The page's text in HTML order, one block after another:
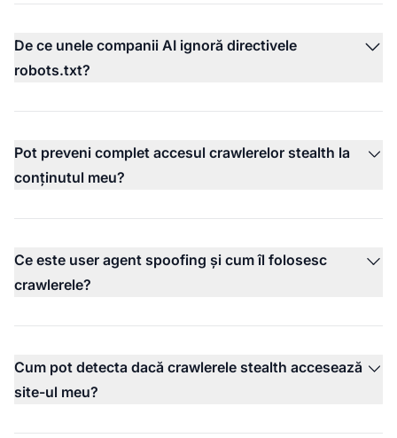
De ce unele companii AI ignoră directivele
robots.txt?
Pot preveni complet accesul crawlerelor stealth la
conținutul meu?
Ce este user agent spoofing și cum îl folosesc
crawlerele?
Cum pot detecta dacă crawlerele stealth accesează
site-ul meu?